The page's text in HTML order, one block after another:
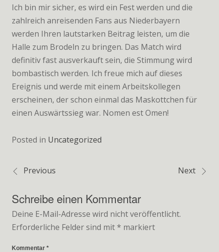
Ich bin mir sicher, es wird ein Fest werden und die
zahlreich anreisenden Fans aus Niederbayern
werden Ihren lautstarken Beitrag leisten, um die
Halle zum Brodeln zu bringen. Das Match wird
definitiv fast ausverkauft sein, die Stimmung wird
bombastisch werden. Ich freue mich auf dieses
Ereignis und werde mit einem Arbeitskollegen
erscheinen, der schon einmal das Maskottchen für
einen Auswärtssieg war. Nomen est Omen!
Posted in Uncategorized
Beitragsnavigation
Previous Next
Schreibe einen Kommentar
Deine E-Mail-Adresse wird nicht veröffentlicht.
Erforderliche Felder sind mit * markiert
Kommentar *